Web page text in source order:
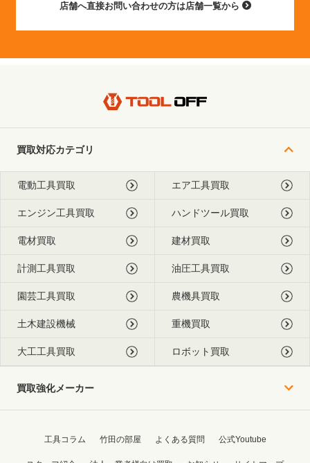
店舗へ直接お問い合わせの方は店舗一覧から
買取対応カテゴリ
電動工具買取 エア工具買取
エンジン工具買取 ハンドツール買取
電材買取 建材買取
計測工具買取 油圧工具買取
園芸工具買取 農機具買取
土木建設機械 重機買取
大工工具買取 ロボット買取
買取強化メーカー
工具コラム 竹田の部屋 よくある質問 公式Youtube